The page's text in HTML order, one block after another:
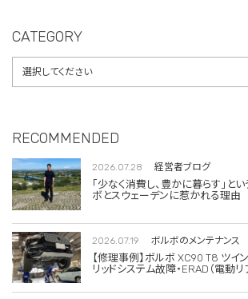
CATEGORY
RECOMMENDED
2026.07.28 経営者ブログ
「少なく消費し、豊かに暮らす」と
ボとスウェーデンに惹かれる理由
2026.07.19 ボルボのメンテナンス
【修理事例】ボルボ XC90 T8 ツイ
リッドシステム故障・ERAD（電動リ